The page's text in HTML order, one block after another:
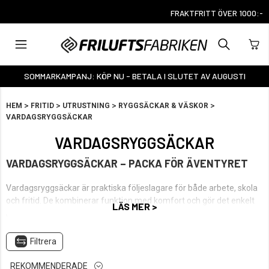
FRAKTFRITT ÖVER 1000:-
SOMMARKAMPANJ: KÖP NU - BETALA I SLUTET AV AUGUSTI
HEM > FRITID > UTRUSTNING > RYGGSÄCKAR & VÄSKOR >
VARDAGSRYGGSÄCKAR
VARDAGSRYGGSÄCKAR
VARDAGSRYGGSÄCKAR – PACKA FÖR ÄVENTYRET
Vardagsryggsäckar är praktiska följeslagare för både arbete, skola
och fritid. De kombinerar funktion med komfort och gör det enkelt
att bära med sig allt från dator och böcker till träningskläder och
I sortimentet finns allt från stilrena och kompakta modeller för
pendling och stadsmiljö till mer sportiga ryggsäckar som fungerar
LÄS MER >
Filtrera
REKOMMENDERADE